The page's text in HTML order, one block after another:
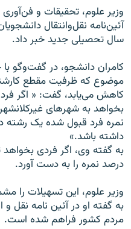
گزارش‌های ویدئویی
English
به ما بپیوندید
زبان‌های دیگر
وزیر علوم، تحقیقات و فن‌آوری
آئین‌نامه نقل‌وانتقال
سال تحصیلی جدید خبر داد.
کامران دانشجو، در گفت‌وگو با
موضوع که ظرفیت مقطع
کاهش می‌یابد، گفت: « اگر
نمره فرد قبول شده یک رشته
داشته باشد.»
درصد نمره را به دست آورد.
وزیر علوم، این تسهیلات را
به گفته او در آئین نامه نقل
مردم کشور فراهم شده است.